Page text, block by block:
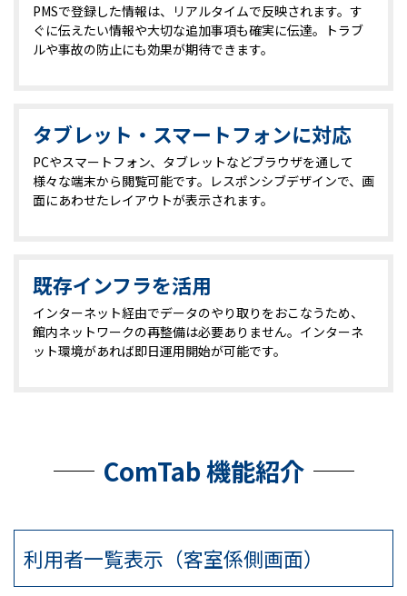
PMSで登録した情報は、リアルタイムで反映されます。す
ぐに伝えたい情報や大切な追加事項も確実に伝達。トラブ
ルや事故の防止にも効果が期待できます。
タブレット・スマートフォンに対応
PCやスマートフォン、タブレットなどブラウザを通して
様々な端末から閲覧可能です。レスポンシブデザインで、画
面にあわせたレイアウトが表示されます。
既存インフラを活用
インターネット経由でデータのやり取りをおこなうため、
館内ネットワークの再整備は必要ありません。インターネ
ット環境があれば即日運用開始が可能です。
ComTab 機能紹介
利用者一覧表示（客室係側画面）